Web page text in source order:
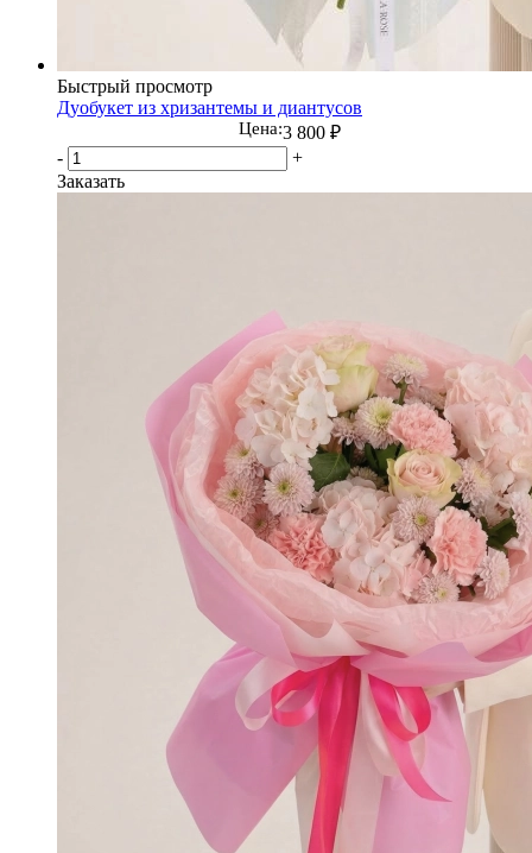
Быстрый просмотр
Дуобукет из хризантемы и диантусов
Цена:3 800 ₽
-
+
Заказать